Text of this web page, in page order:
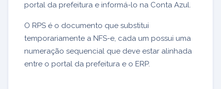
portal da prefeitura e informá-lo na Conta Azul.
O RPS é o documento que substitui
temporariamente a NFS-e, cada um possui uma
numeração sequencial que deve estar alinhada
entre o portal da prefeitura e o ERP.